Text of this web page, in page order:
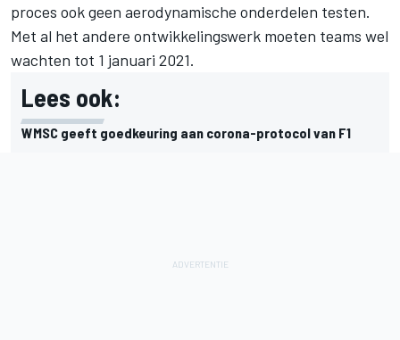
proces ook geen aerodynamische onderdelen testen.
Met al het andere ontwikkelingswerk moeten teams wel
wachten tot 1 januari 2021.
Lees ook:
WMSC geeft goedkeuring aan corona-protocol van F1